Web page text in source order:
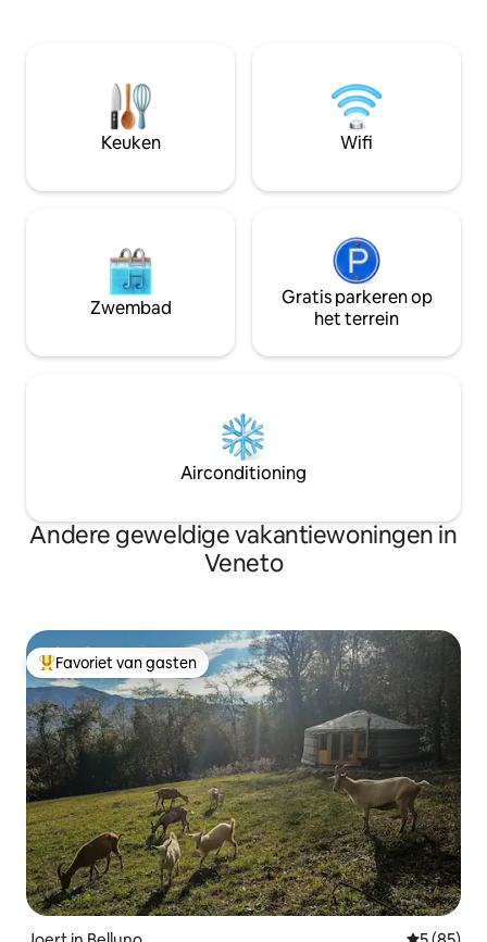
rustige en pittoreske Venetiaanse
campo en ligt op slechts 20 meter van
de charmante Rio dei Tolentini. Het biedt
een serene en betoverende sfeer, ideaal
comfort en stijl
uitzicht op de
en in principe het
terwijl je geniet
Keuken Wifi
Zwembad
Gratis parkeren op
het terrein
Airconditioning
Andere geweldige vakantiewoningen in
Veneto
Topfavoriet van gasten
Favoriet van gasten